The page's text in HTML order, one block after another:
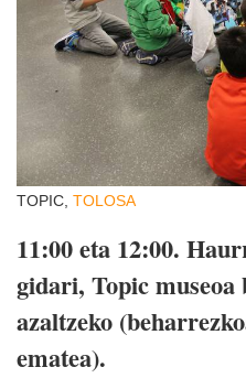
TOPIC, TOLOSA
11:00 eta 12:00.
gidari, Topic
azaltzeko
ematea).